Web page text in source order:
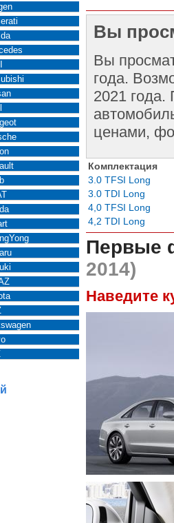
Вы
Вы
года.
2021 года.
ценами,
Комплектация
3.0 TFSI Long
3.0 TDI Long
4,0 TFSI Long
4,2 TDI Long
Первые
2014)
Наведите